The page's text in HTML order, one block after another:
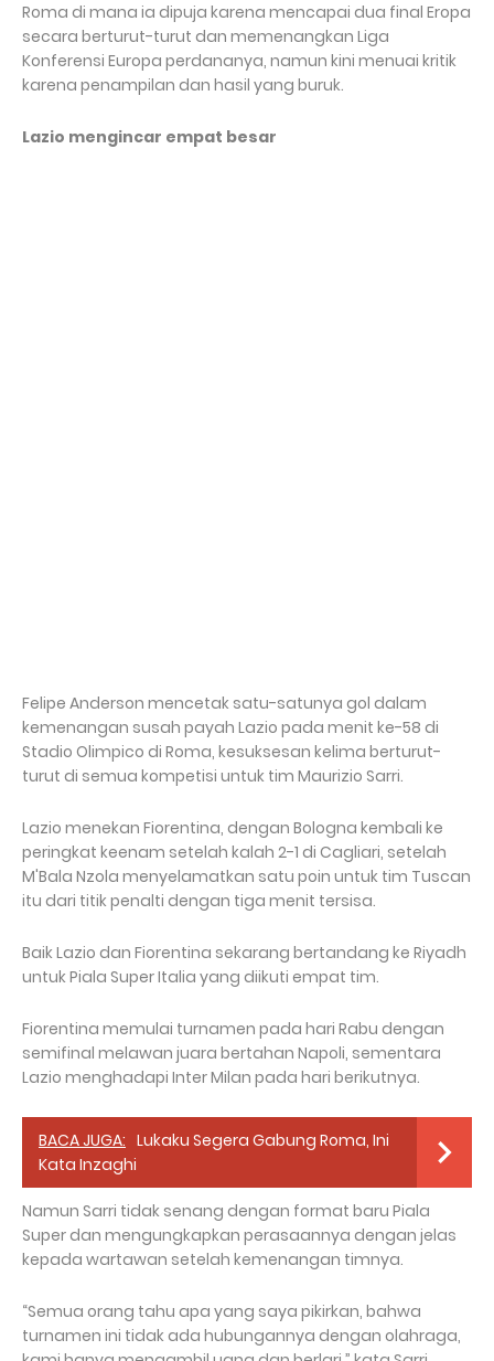
Roma di mana ia dipuja karena mencapai dua final Eropa
secara berturut-turut dan memenangkan Liga
Konferensi Europa perdananya, namun kini menuai kritik
karena penampilan dan hasil yang buruk.
Lazio mengincar empat besar
Felipe Anderson mencetak satu-satunya gol dalam
kemenangan susah payah Lazio pada menit ke-58 di
Stadio Olimpico di Roma, kesuksesan kelima berturut-
turut di semua kompetisi untuk tim Maurizio Sarri.
Lazio menekan Fiorentina, dengan Bologna kembali ke
peringkat keenam setelah kalah 2-1 di Cagliari, setelah
M'Bala Nzola menyelamatkan satu poin untuk tim Tuscan
itu dari titik penalti dengan tiga menit tersisa.
Baik Lazio dan Fiorentina sekarang bertandang ke Riyadh
untuk Piala Super Italia yang diikuti empat tim.
Fiorentina memulai turnamen pada hari Rabu dengan
semifinal melawan juara bertahan Napoli, sementara
Lazio menghadapi Inter Milan pada hari berikutnya.
BACA JUGA: Lukaku Segera Gabung Roma, Ini
Kata Inzaghi
Namun Sarri tidak senang dengan format baru Piala
Super dan mengungkapkan perasaannya dengan jelas
kepada wartawan setelah kemenangan timnya.
“Semua orang tahu apa yang saya pikirkan, bahwa
turnamen ini tidak ada hubungannya dengan olahraga,